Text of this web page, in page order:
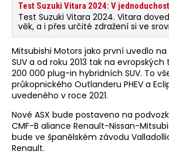
Test Suzuki Vitara 2024: V
Test Suzuki Vitara 2024. Vitara
věk, a i přes určité zdražení si ve
drží férovou cenu.
Mitsubishi Motors jako první uvedlo
SUV a od roku 2013 tak na
200 000 plug-in hybridních SUV. To
průkopnického Outlanderu PHEV a
uvedeného v roce 2021.
Nové ASX bude postaveno na
CMF-B aliance Renault-Nissan-
bude ve španělském závodu
Renault.